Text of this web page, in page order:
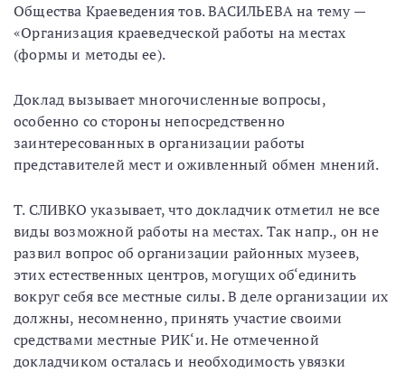
Общества Краеведения тов. ВАСИЛЬЕВА на тему —
«Организация краеведческой работы на местах
(формы и методы ее).
Доклад вызывает многочисленные вопросы,
особенно со стороны непосредственно
заинтересованных в организации работы
представителей мест и оживленный обмен мнений.
Т. СЛИВКО указывает, что докладчик отметил не все
виды возможной работы на местах. Так напр., он не
развил вопрос об организации районных музеев,
этих естественных центров, могущих об‘единить
вокруг себя все местные силы. В деле организации их
должны, несомненно, принять участие своими
средствами местные РИК‘и. Не отмеченной
докладчиком осталась и необходимость увязки